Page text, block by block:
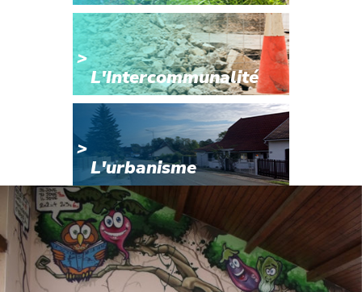
L'Intercommunalité
L'urbanisme